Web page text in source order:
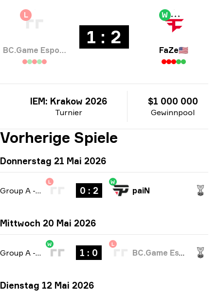
L
BC.Game Esports
1 : 2
W
FaZe🇺🇸
Turnier
IEM: Krakow 2026
Gewinnpool
$1 000 000
Vorherige Spiele
Donnerstag 21 Mai 2026
Group A - bo3
L
0 : 2
W
paiN
Mittwoch 20 Mai 2026
Group A - bo1
W
1 : 0
L
BC.Game Esports
Dienstag 12 Mai 2026